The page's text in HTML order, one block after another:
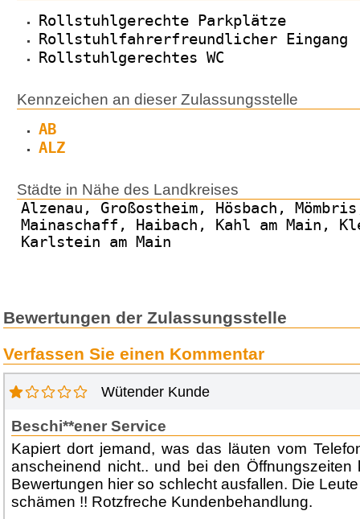
Rollstuhlgerechte Parkplätze
Rollstuhlfahrerfreundlicher Eingang
Rollstuhlgerechtes WC
Kennzeichen an dieser Zulassungsstelle
AB
ALZ
Städte in Nähe des Landkreises
Alzenau, Großostheim, Hösbach,
Mainaschaff, Haibach, Kahl am Main,
Karlstein am Main
Bewertungen der Zulassungsstelle
Verfassen Sie einen Kommentar
Wütender Kunde
Beschi**ener Service
Kapiert dort jemand, was das läuten vom
anscheinend nicht.. und bei den
Bewertungen hier so schlecht ausfallen. Die
schämen !! Rotzfreche Kundenbehandlung.